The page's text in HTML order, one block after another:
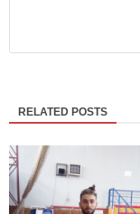
RELATED POSTS